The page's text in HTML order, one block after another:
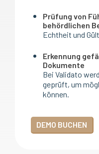
Prüfung von
behördlichen
Echtheit und
Erkennung
Dokumente
Bei Validato
geprüft, um
können.
DEMO BUCHEN